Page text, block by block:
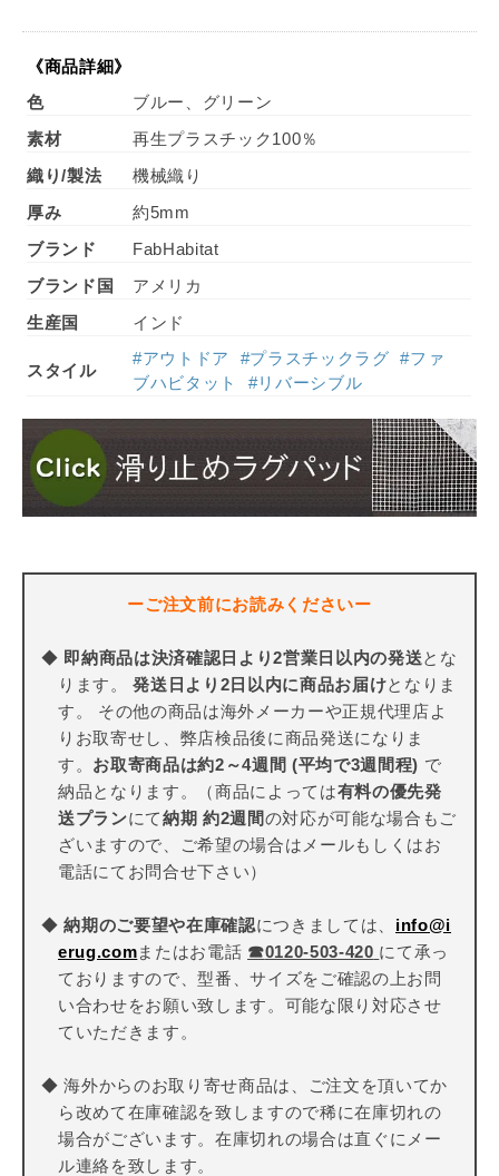
《商品詳細》
色
ブルー、グリーン
素材
再生プラスチック100％
織り/製法
機械織り
厚み
約5mm
ブランド
FabHabitat
ブランド国
アメリカ
生産国
インド
スタイル
#アウトドア #プラスチックラグ
#ファ
ブハビタット
#リバーシブル
ーご注文前にお読みくださいー
◆ 即納商品は決済確認日より2営業日以内の発送とな
ります。発送日より2日以内に商品お届けとなりま
す。 その他の商品は海外メーカーや正規代理店よ
りお取寄せし、弊店検品後に商品発送になりま
す。 お取寄商品は約2～4週間 (平均で3週間程) で
納品となります。（商品によっては有料の優先発
送プランにて納期 約2週間の対応が可能な場合もご
ざいますので、ご希望の場合はメールもしくはお
電話にてお問合せ下さい）
◆納期のご要望や在庫確認につきましては、 info@i
erug.comまたはお電話 ☎0120-503-420 にて承っ
ておりますので、型番、サイズをご確認の上お問
い合わせをお願い致します。可能な限り対応させ
ていただきます。
◆ 海外からのお取り寄せ商品は、ご注文を頂いてか
ら改めて在庫確認を致しますので稀に在庫切れの
場合がございます。在庫切れの場合は直ぐにメー
ル連絡を致します。